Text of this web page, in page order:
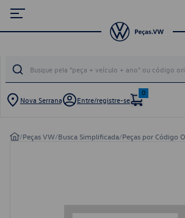
Nova Serrana Entre/registre-se
0
/Peças VW/Busca Simplificada/Peças por Código